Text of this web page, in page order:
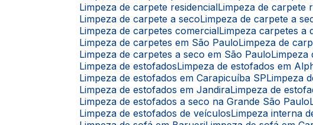
Limpeza de carpete residencial Limpeza de
Limpeza de carpete a seco Limpeza de carpete a
Limpeza de carpetes comercial Limpeza carpetes a
Limpeza de carpetes em São Paulo Limpeza de
Limpeza de carpetes a seco em São Paulo
Limpeza de estofados Limpeza de estofados em
Limpeza de estofados em Carapicuíba SP Limpeza
Limpeza de estofados em Jandira Limpeza de
Limpeza de estofados a seco na Grande São Paulo
Limpeza de estofados de veículos Limpeza interna